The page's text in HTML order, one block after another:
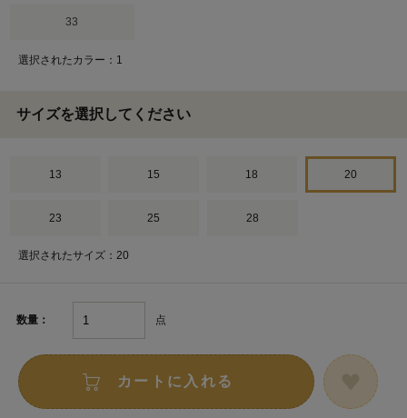
33
選択されたカラー：1
サイズを選択してください
13 15 18 20
23 25 28
選択されたサイズ：20
数量： 点
カートに入れる